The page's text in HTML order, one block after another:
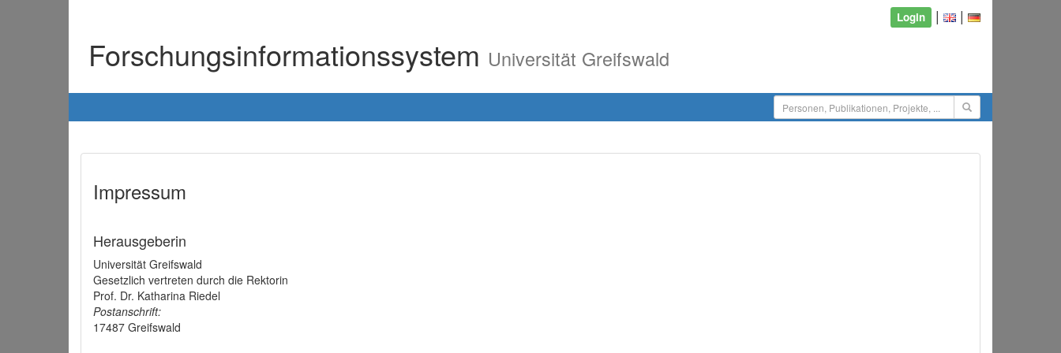
Login | |
Forschungsinformationssystem Universität Greifswald
Impressum
Herausgeberin
Universität Greifswald
Gesetzlich vertreten durch die Rektorin
Prof. Dr. Katharina Riedel
Postanschrift:
17487 Greifswald